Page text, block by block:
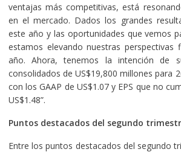
ventajas más competitivas, está
en el mercado. Dados los grandes
este año y las oportunidades que vemos
estamos elevando nuestras perspectivas
año. Ahora, tenemos la intención de
consolidados de US$19,800 millones para
con los GAAP de US$1.07 y EPS que no
US$1.48”.
Puntos destacados del segundo
Entre los puntos destacados del segundo